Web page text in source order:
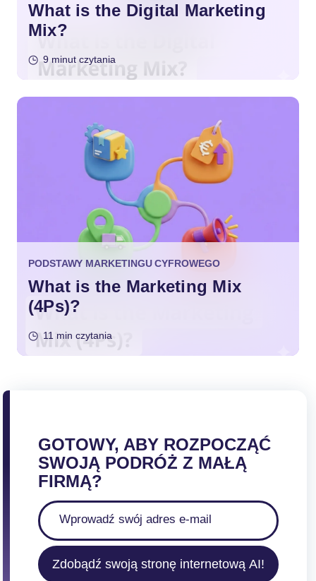
What is the Digital Marketing
Mix?
9 minut czytania
PODSTAWY MARKETINGU CYFROWEGO
What is the Marketing Mix
(4Ps)?
11 min czytania
GOTOWY, ABY ROZPOCZĄĆ
SWOJĄ PODRÓŻ Z MAŁĄ
FIRMĄ?
Zdobądź swoją stronę internetową AI!